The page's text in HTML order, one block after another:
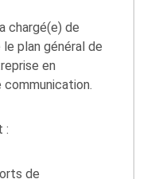
chargé(e) de
plan général de
en
:
de